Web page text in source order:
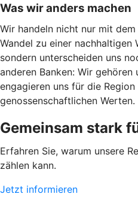
Was wir anders machen
Wir handeln nicht nur mit
Wandel zu einer
sondern unterscheiden uns
anderen Banken: Wir
engagieren uns für die
genossenschaftlichen Werten.
Gemeinsam stark
Erfahren Sie, warum unsere
zählen kann.
Jetzt informieren